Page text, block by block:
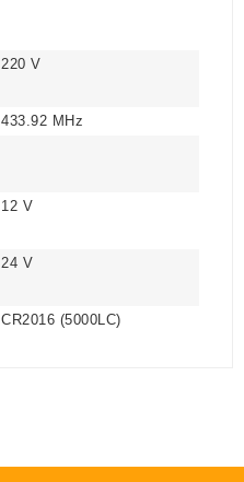
220 V
433.92 MHz
12 V
24 V
CR2016 (5000LC)